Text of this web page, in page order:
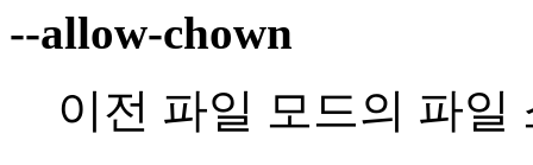
--allow-chown
이전 파일 모드의 파일